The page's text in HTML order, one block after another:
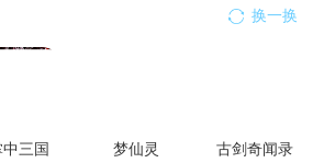
换一换
三国 梦仙灵 古剑奇闻录